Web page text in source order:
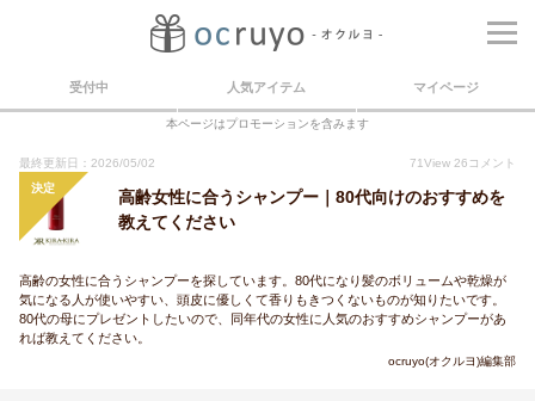
受付中 人気アイテム マイページ
本ページはプロモーションを含みます
最終更新日：2026/05/02 71View 26 コメント
決定
高齢女性に合うシャンプー｜80代向けのおすすめを
教えてください
高齢の女性に合うシャンプーを探しています。80代になり髪のボリュームや乾燥が
気になる人が使いやすい、頭皮に優しくて香りもきつくないものが知りたいです。
80代の母にプレゼントしたいので、同年代の女性に人気のおすすめシャンプーがあ
れば教えてください。
ocruyo(オクルヨ)編集部